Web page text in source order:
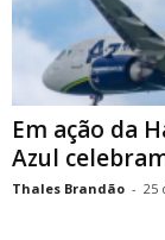
Em ação da
Azul
Thales Brandão - 25